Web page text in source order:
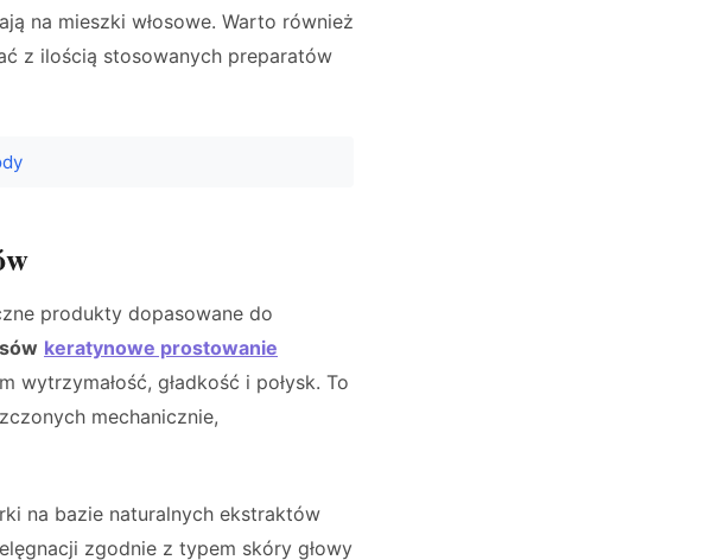
na mieszki włosowe. Warto również
z ilością stosowanych preparatów
produkty dopasowane do
keratynowe prostowanie
gładkość i połysk. To
mechanicznie,
na bazie naturalnych ekstraktów
zgodnie z typem skóry głowy